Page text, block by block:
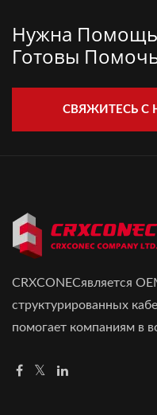
Нужна
Готовы
СВЯЖИТЕСЬ С
CRXCONECявляется
структурированных
помогает компаниям в